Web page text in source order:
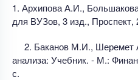
1. Архипова А.И.,
для ВУЗов, 3 изд., Проспект,
2. Баканов М.И., Шеремет
анализа: Учебник. - М.:
с.